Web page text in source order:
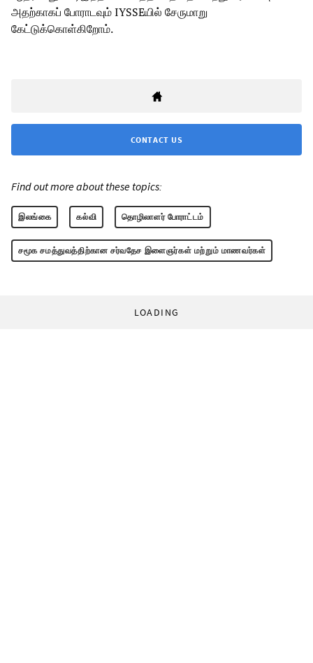
அதற்காகப் போராடவும் IYSSEயில் சேருமாறு
கேட்டுக்கொள்கிறோம்.
CONTACT US
Find out more about these topics:
இலங்கை கல்வி தொழிலாளர் போராட்டம்
சமூக சமத்துவத்திற்கான சர்வதேச இளைஞர்கள் மற்றும் மாணவர்கள்
LOADING